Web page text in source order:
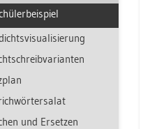
und Er­set­zen